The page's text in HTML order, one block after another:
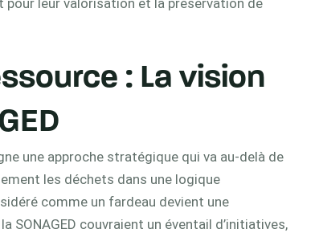
leur valorisation et la préservation de
: La vision
une approche stratégique qui va au-delà de
les déchets dans une logique
comme un fardeau devient une
SONAGED couvraient un éventail d’initiatives,